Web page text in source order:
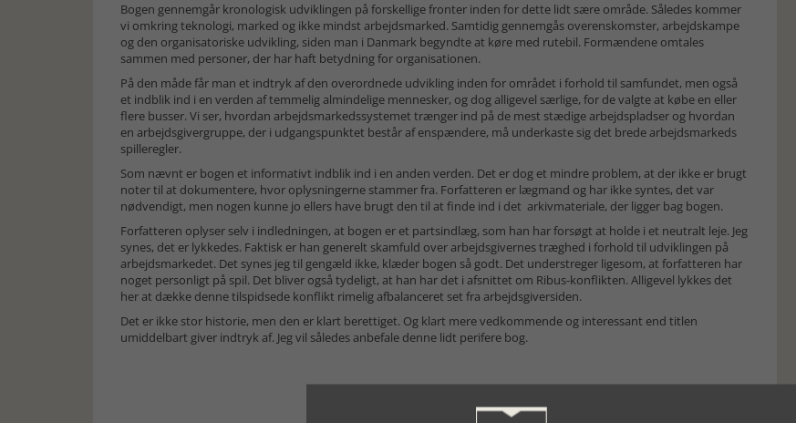
Bogen gennemgår kronologisk udviklingen på forskellige fronter inden for dette lidt sære område. Således kommer
vi omkring teknologi, marked og ikke mindst arbejdsmarked. Samtidig gennemgås overenskomster, arbejdskampe
og den organisatoriske udvikling, siden man i Danmark begyndte at køre med rutebil. Formændene omtales
sammen med personer, der har haft betydning for organisationen.
På den måde får man et indtryk af den overordnede udvikling inden for området i forhold til samfundet, men også
et indblik ind i en verden af temmelig almindelige mennesker, og dog alligevel særlige, for de valgte at købe en eller
flere busser. Vi ser, hvordan arbejdsmarkedssystemet trænger ind på de mest stædige arbejdspladser og hvordan
en arbejdsgivergruppe, der i udgangspunktet består af enspændere, må underkaste sig det brede arbejdsmarkeds
spilleregler.
Som nævnt er bogen et informativt indblik ind i en anden verden. Det er dog et mindre problem, at der ikke er brugt
noter til at dokumentere, hvor oplysningerne stammer fra. Forfatteren er lægmand og har ikke syntes, det var
nødvendigt, men nogen kunne jo ellers have brugt den til at finde ind i det arkivmateriale, der ligger bag bogen.
Forfatteren oplyser selv i indledningen, at bogen er et partsindlæg, som han har forsøgt at holde i et neutralt leje. Jeg
synes, det er lykkedes. Faktisk er han generelt skamfuld over arbejdsgivernes træghed i forhold til udviklingen på
arbejdsmarkedet. Det synes jeg til gengæld ikke, klæder bogen så godt. Det understreger ligesom, at forfatteren har
noget personligt på spil. Det bliver også tydeligt, at han har det i afsnittet om Ribus-konflikten. Alligevel lykkes det
her at dække denne tilspidsede konflikt rimelig afbalanceret set fra arbejdsgiversiden.
Det er ikke stor historie, men den er klart berettiget. Og klart mere vedkommende og interessant end titlen
umiddelbart giver indtryk af. Jeg vil således anbefale denne lidt perifere bog.